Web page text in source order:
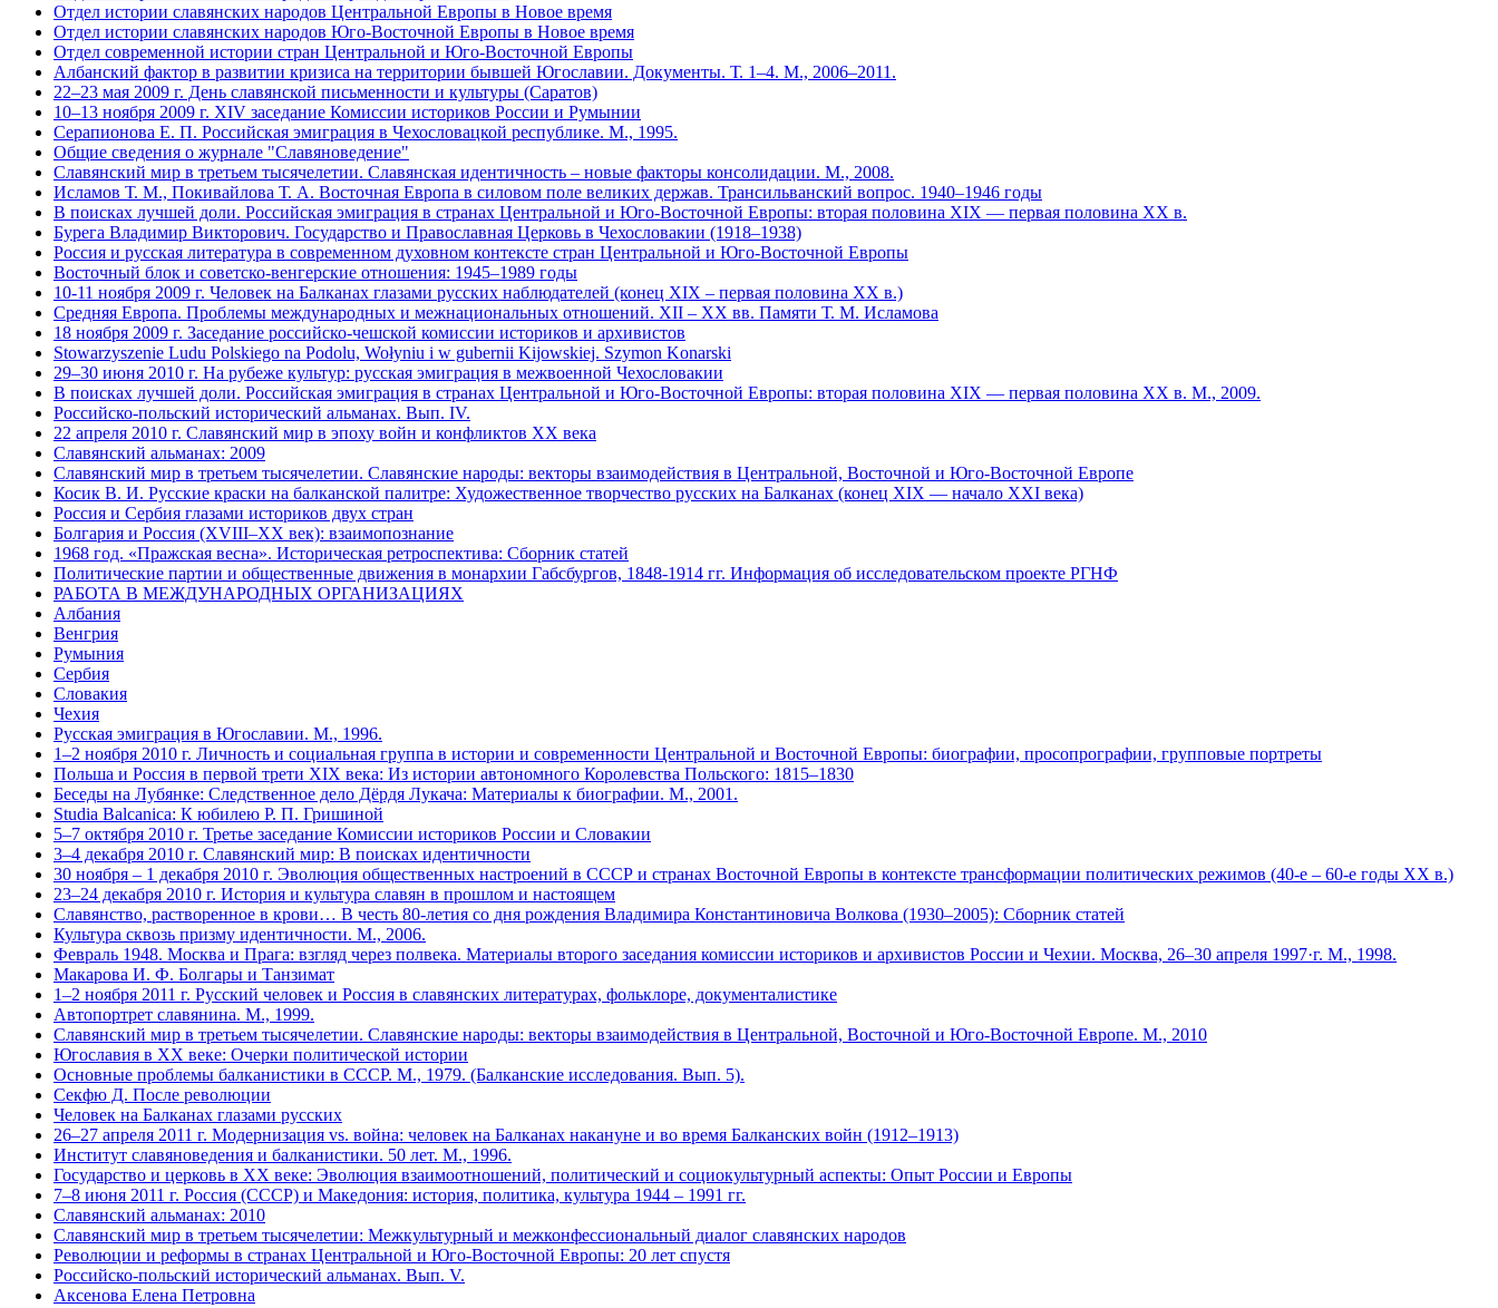
Отдел истории славянских народов Центральной Европы в Новое время
Отдел истории славянских народов Юго-Восточной Европы в Новое время
Отдел современной истории стран Центральной и Юго-Восточной Европы
Албанский фактор в развитии кризиса на территории бывшей Югославии. Документы. Т. 1–4. М., 2006–2011.
22–23 мая 2009 г. День славянской письменности и культуры (Саратов)
10–13 ноября 2009 г. XIV заседание Комиссии историков России и Румынии
Серапионова Е. П. Российская эмиграция в Чехословацкой республике. М., 1995.
Общие сведения о журнале "Славяноведение"
Славянский мир в третьем тысячелетии. Славянская идентичность – новые факторы консолидации. М., 2008.
Исламов Т. М., Покивайлова Т. А. Восточная Европа в силовом поле великих держав. Трансильванский вопрос. 1940–1946 годы
В поисках лучшей доли. Российская эмиграция в странах Центральной и Юго-Восточной Европы: вторая половина XIX — первая половина XX в.
Бурега Владимир Викторович. Государство и Православная Церковь в Чехословакии (1918–1938)
Россия и русская литература в современном духовном контексте стран Центральной и Юго-Восточной Европы
Восточный блок и советско-венгерские отношения: 1945–1989 годы
10-11 ноября 2009 г. Человек на Балканах глазами русских наблюдателей (конец XIX – первая половина XX в.)
Средняя Европа. Проблемы международных и межнациональных отношений. XII – XX вв. Памяти Т. М. Исламова
18 ноября 2009 г. Заседание российско-чешской комиссии историков и архивистов
Stowarzyszenie Ludu Polskiego na Podolu, Wołyniu i w gubernii Kijowskiej. Szymon Konarski
29–30 июня 2010 г. На рубеже культур: русская эмиграция в межвоенной Чехословакии
В поисках лучшей доли. Российская эмиграция в странах Центральной и Юго-Восточной Европы: вторая половина XIX — первая половина XX в. М., 2009.
Российско-польский исторический альманах. Вып. IV.
22 апреля 2010 г. Славянский мир в эпоху войн и конфликтов ХХ века
Славянский альманах: 2009
Славянский мир в третьем тысячелетии. Славянские народы: векторы взаимодействия в Центральной, Восточной и Юго-Восточной Европе
Косик В. И. Русские краски на балканской палитре: Художественное творчество русских на Балканах (конец XIX — начало XXI века)
Россия и Сербия глазами историков двух стран
Болгария и Россия (XVIII–XX век): взаимопознание
1968 год. «Пражская весна». Историческая ретроспектива: Сборник статей
Политические партии и общественные движения в монархии Габсбургов, 1848-1914 гг. Информация об исследовательском проекте РГНФ
РАБОТА В МЕЖДУНАРОДНЫХ ОРГАНИЗАЦИЯХ
Албания
Венгрия
Румыния
Сербия
Словакия
Чехия
Русская эмиграция в Югославии. М., 1996.
1–2 ноября 2010 г. Личность и социальная группа в истории и современности Центральной и Восточной Европы: биографии, просопрографии, групповые портреты
Польша и Россия в первой трети XIX века: Из истории автономного Королевства Польского: 1815–1830
Беседы на Лубянке: Следственное дело Дёрдя Лукача: Материалы к биографии. М., 2001.
Studia Balcanica: К юбилею Р. П. Гришиной
5–7 октября 2010 г. Третье заседание Комиссии историков России и Словакии
3–4 декабря 2010 г. Славянский мир: В поисках идентичности
30 ноября – 1 декабря 2010 г. Эволюция общественных настроений в СССР и странах Восточной Европы в контексте трансформации политических режимов (40-е – 60-е годы ХХ в.)
23–24 декабря 2010 г. История и культура славян в прошлом и настоящем
Славянство, растворенное в крови… В честь 80-летия со дня рождения Владимира Константиновича Волкова (1930–2005): Сборник статей
Культура сквозь призму идентичности. М., 2006.
Февраль 1948. Москва и Прага: взгляд через полвека. Материалы второго заседания комиссии историков и архивистов России и Чехии. Москва, 26–30 апреля 1997·г. М., 1998.
Макарова И. Ф. Болгары и Танзимат
1–2 ноября 2011 г. Русский человек и Россия в славянских литературах, фольклоре, документалистике
Автопортрет славянина. М., 1999.
Славянский мир в третьем тысячелетии. Славянские народы: векторы взаимодействия в Центральной, Восточной и Юго-Восточной Европе. М., 2010
Югославия в XX веке: Очерки политической истории
Основные проблемы балканистики в СССР. М., 1979. (Балканские исследования. Вып. 5).
Секфю Д. После революции
Человек на Балканах глазами русских
26–27 апреля 2011 г. Модернизация vs. война: человек на Балканах накануне и во время Балканских войн (1912–1913)
Институт славяноведения и балканистики. 50 лет. М., 1996.
Государство и церковь в XX веке: Эволюция взаимоотношений, политический и социокультурный аспекты: Опыт России и Европы
7–8 июня 2011 г. Россия (СССР) и Македония: история, политика, культура 1944 – 1991 гг.
Славянский альманах: 2010
Славянский мир в третьем тысячелетии: Межкультурный и межконфессиональный диалог славянских народов
Революции и реформы в странах Центральной и Юго-Восточной Европы: 20 лет спустя
Российско-польский исторический альманах. Вып. V.
Аксенова Елена Петровна